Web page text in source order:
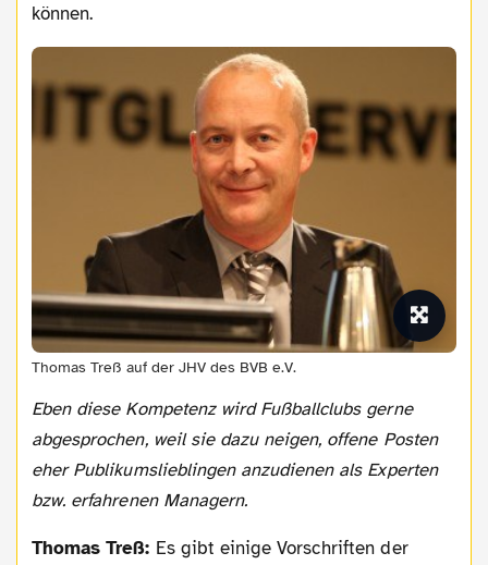
können.
Thomas Treß auf der JHV des BVB e.V.
Eben diese Kompetenz wird Fußballclubs gerne
abgesprochen, weil sie dazu neigen, offene Posten
eher Publikumslieblingen anzudienen als Experten
bzw. erfahrenen Managern.
Thomas Treß: Es gibt einige Vorschriften der